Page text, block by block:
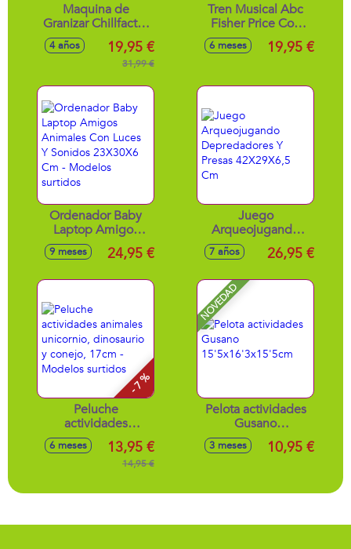
Maquina de
Granizar Chillfactor
(Congela,aprieta y
disfruta)
10.5X10.5X18.8CM
4 años 19,95 €
31,99 €
Tren Musical Abc
Fisher Price Con
Sonidos.
6 meses 19,95 €
Ordenador Baby
Laptop Amigos
Animales Con
Luces Y Sonidos
9 meses 24,95 €
Juego
Arqueojugando
Depredadores Y
Presas 42X29X6,5
7 años 26,95 €
- 7 %
Peluche
actividades
animales unicornio,
dinosaurio y
conejo, 17cm -
6 meses 13,95 €
14,95 €
NOVEDAD
Pelota actividades
Gusano
15'5x16'3x15'5cm
3 meses 10,95 €